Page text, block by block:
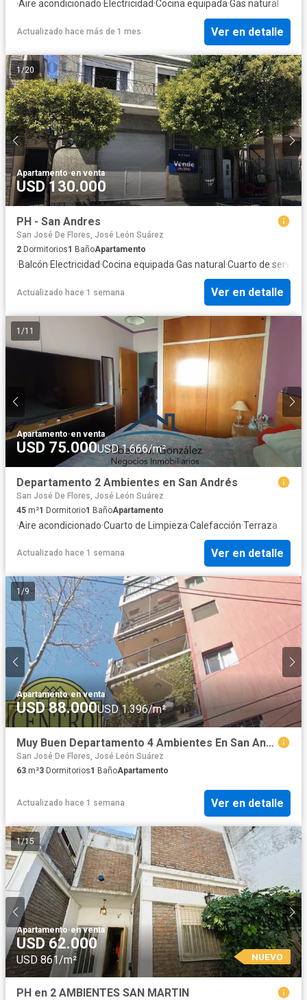
·Aire acondicionado·Electricidad·Cocina equipada·Gas natural
Actualizado hace más de 1 mes Ver en detalle
1/20
Apartamento·en venta
USD 130.000
PH - San Andres
San José De Flores, José León Suárez
2 Dormitorios1 BañoApartamento
·Balcón·Electricidad·Cocina equipada·Gas natural ·Cuarto de servicio
Actualizado hace 1 semana Ver en detalle
1 /11
Apartamento·en venta
USD 75.000USD 1.666/m²
Departamento 2 Ambientes en San Andrés
San José De Flores, José León Suárez
45 m²1 Dormitorio1 BañoApartamento
·Aire acondicionado·Cuarto de Limpieza·Calefacción·Terraza
Actualizado hace 1 semana Ver en detalle
1/9
Apartamento·en venta
USD 88.000USD 1.396/m²
Muy Buen Departamento 4 Ambientes En San Andrés, Muy Cerca Estación De Tren
San José De Flores, José León Suárez
63 m²3 Dormitorios1 BañoApartamento
Actualizado hace 1 semana Ver en detalle
1/15
Apartamento·en venta
USD 62.000
USD 861/m² NUEVO
PH en 2 AMBIENTES SAN MARTIN